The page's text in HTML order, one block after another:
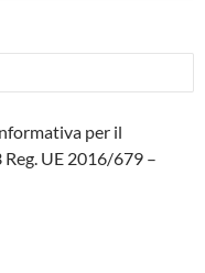
per il
UE 2016/679 –